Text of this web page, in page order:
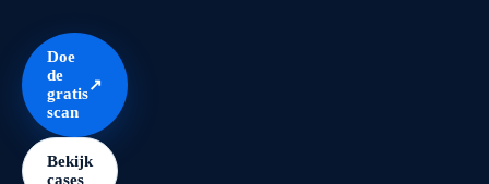
Doe
de
gratis
scan
↗
Bekijk
cases